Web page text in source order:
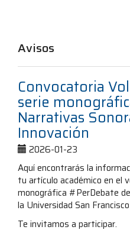
Avisos
Convocatoria
serie
Narrativas
Innovación
2026-01-23
Aquí encontrarás la
tu artículo académico en el
monográfica #PerDebate
la Universidad San
Te invitamos a participar.